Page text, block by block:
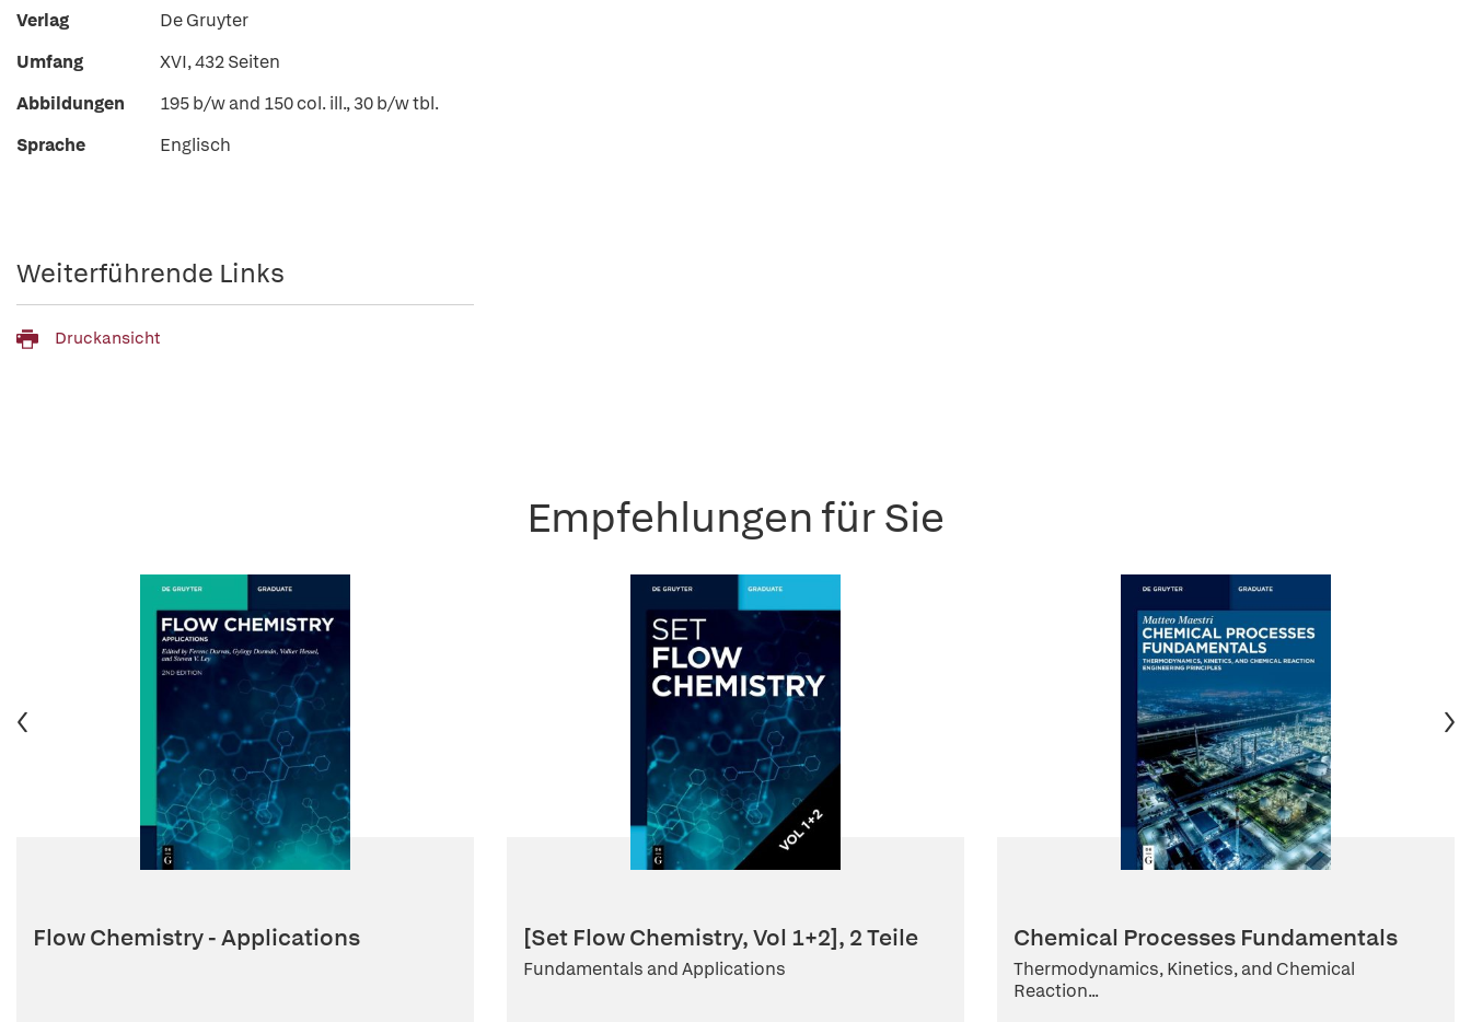
Verlag
De Gruyter
Umfang
XVI, 432 Seiten
Abbildungen
195 b/w and 150 col. ill., 30 b/w tbl.
Sprache
Englisch
Weiterführende Links
Druckansicht
Empfehlungen für Sie
Flow Chemistry - Applications [Set Flow Chemistry, Vol 1+2], 2 Teile
Fundamentals and Applications
Chemical Processes Fundamentals
Thermodynamics, Kinetics, and Chemical
Reaction...